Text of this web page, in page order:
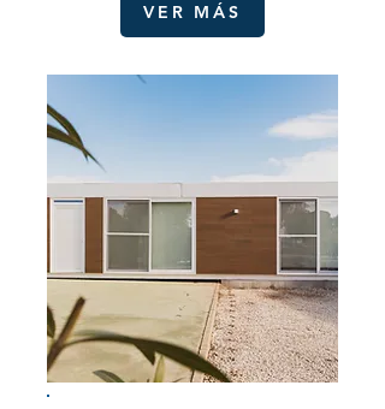
VER MÁS